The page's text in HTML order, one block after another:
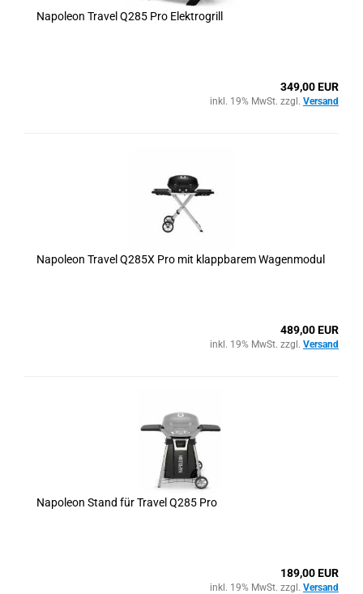
Napoleon Travel Q285 Pro Elektrogrill
349,00 EUR
inkl. 19% MwSt. zzgl. Versand
Napoleon Travel Q285X Pro mit klappbarem Wagenmodul
489,00 EUR
inkl. 19% MwSt. zzgl. Versand
Napoleon Stand für Travel Q285 Pro
189,00 EUR
inkl. 19% MwSt. zzgl. Versand